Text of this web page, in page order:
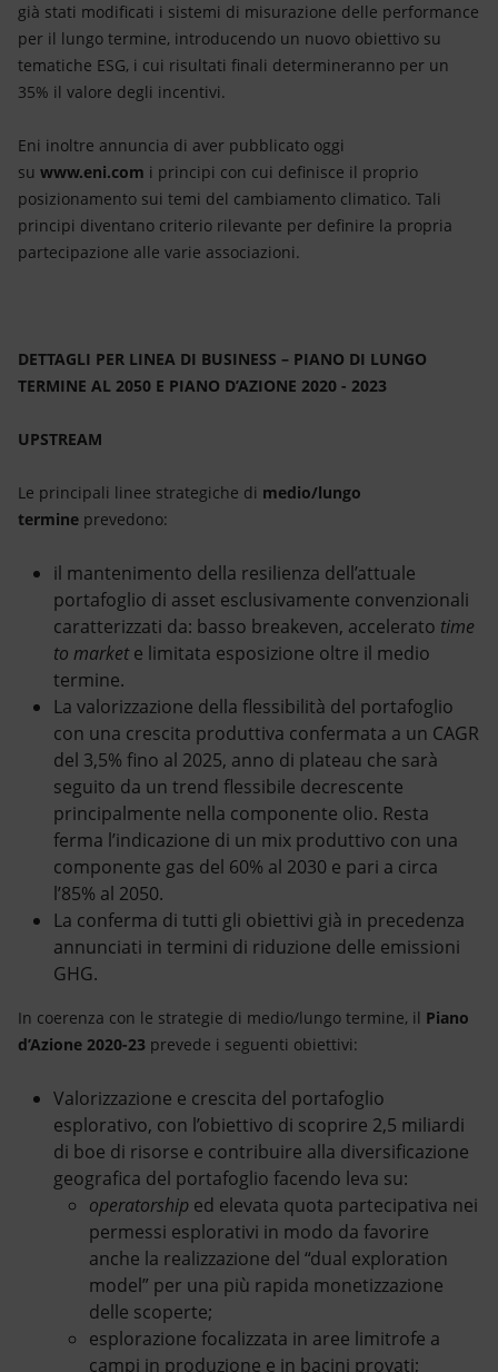
già stati modificati i sistemi di misurazione delle performance
per il lungo termine, introducendo un nuovo obiettivo su
tematiche ESG, i cui risultati finali determineranno per un
35% il valore degli incentivi.
Eni inoltre annuncia di aver pubblicato oggi
su www.eni.com i principi con cui definisce il proprio
posizionamento sui temi del cambiamento climatico. Tali
principi diventano criterio rilevante per definire la propria
partecipazione alle varie associazioni.
DETTAGLI PER LINEA DI BUSINESS – PIANO DI LUNGO
TERMINE AL 2050 E PIANO D’AZIONE 2020 - 2023
UPSTREAM
Le principali linee strategiche di medio/lungo
termine prevedono:
il mantenimento della resilienza dell’attuale
portafoglio di asset esclusivamente convenzionali
caratterizzati da: basso breakeven, accelerato time
to markete limitata esposizione oltre il medio
termine.
La valorizzazione della flessibilità del portafoglio
con una crescita produttiva confermata a un CAGR
del 3,5% fino al 2025, anno di plateau che sarà
seguito da un trend flessibile decrescente
principalmente nella componente olio. Resta
ferma l’indicazione di un mix produttivo con una
componente gas del 60% al 2030 e pari a circa
l’85% al 2050.
La conferma di tutti gli obiettivi già in precedenza
annunciati in termini di riduzione delle emissioni
GHG.
In coerenza con le strategie di medio/lungo termine, il Piano
d’Azione 2020-23 prevede i seguenti obiettivi:
Valorizzazione e crescita del portafoglio
esplorativo, con l’obiettivo di scoprire 2,5 miliardi
di boe di risorse e contribuire alla diversificazione
geografica del portafoglio facendo leva su:
operatorship ed elevata quota partecipativa nei
permessi esplorativi in modo da favorire
anche la realizzazione del “dual exploration
model” per una più rapida monetizzazione
delle scoperte;
esplorazione focalizzata in aree limitrofe a
campi in produzione e in bacini provati;